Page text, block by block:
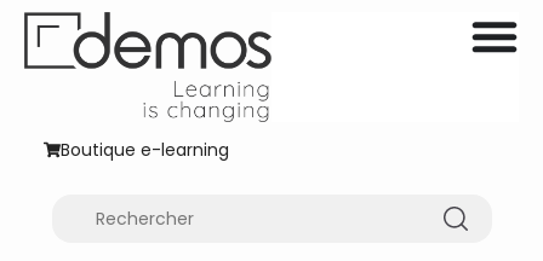
Boutique e-learning